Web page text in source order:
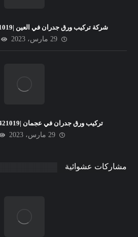
شركة تركيب ورق جدران في العين |0564421019|الدرع الذهبي
29 مارس، 2023
تركيب ورق جدران في عجمان |0564421019| الدرع الذهبي
29 مارس، 2023
مشاركات عشوائية